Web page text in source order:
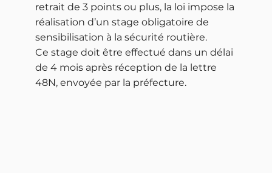
retrait de 3 points ou plus, la loi impose la
réalisation d’un stage obligatoire de
sensibilisation à la sécurité routière.
Ce stage doit être effectué dans un délai
de 4 mois après réception de la lettre
48N, envoyée par la préfecture.